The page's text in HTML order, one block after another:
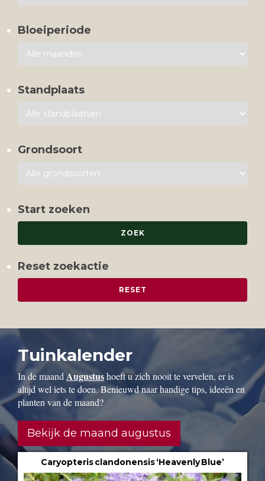
Bloeiperiode
Standplaats
Grondsoort
Start zoeken
Reset zoekactie
Tuinkalender
In de maandAugustushoeft u zich nooit te vervelen, er is
altijd wel iets te doen. Benieuwd naar handige tips, ideeën en
planten van de maand?
Bekijk de maand augustus
Caryopteris clandonensis ‘Heavenly Blue’